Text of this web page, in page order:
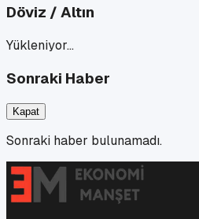
Döviz / Altın
Yükleniyor…
Sonraki Haber
Kapat
Sonraki haber bulunamadı.